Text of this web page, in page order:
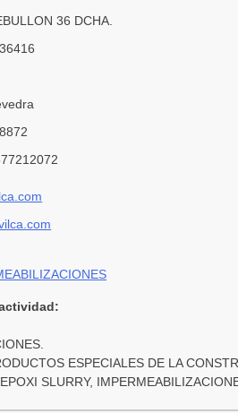
36 DCHA.
36416
ESPECIALES DE LA
SLURRY,